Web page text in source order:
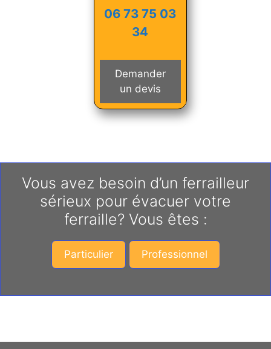
06 73 75 03
34
Demander
un devis
Vous avez besoin d’un ferrailleur
sérieux pour évacuer votre
ferraille? Vous êtes :
Particulier Professionnel